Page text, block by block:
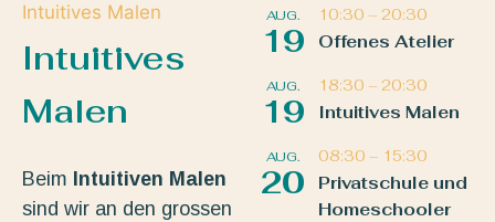
Intuitives Malen
Intuitives
Malen
Beim Intuitiven Malen
sind wir an den grossen
AUG.
19
10:30 – 20:30
Offenes Atelier
AUG.
19
18:30 – 20:30
Intuitives Malen
AUG.
20
08:30 – 15:30
Privatschule und
Homeschooler